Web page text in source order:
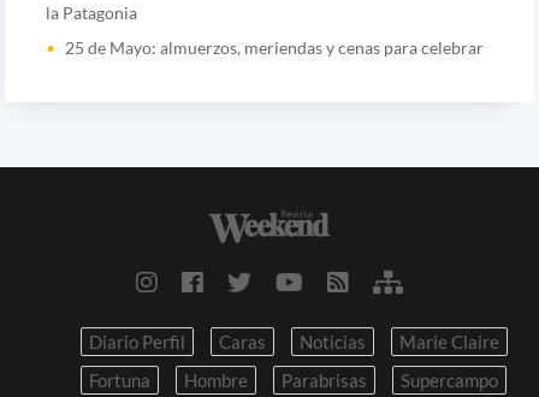
la Patagonia
25 de Mayo: almuerzos, meriendas y cenas para celebrar
Diario Perfil Caras Noticias
Marie Claire
Fortuna
Hombre Parabrisas
Supercampo